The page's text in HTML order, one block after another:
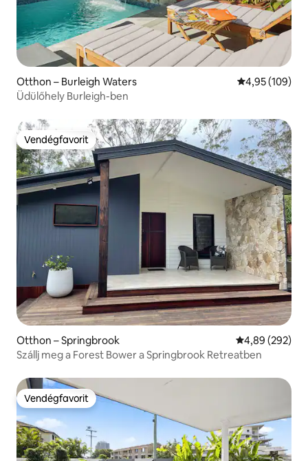
Otthon – Burleigh Waters Átlagos
4,95 (109)
Üdülőhely Burleigh-ben
Vendégfavorit
Vendégfavorit
Otthon – Springbrook Átlagos
4,89 (292)
Szállj meg a Forest Bower a Springbrook Retreatben
Vendégfavorit
Vendégfavorit